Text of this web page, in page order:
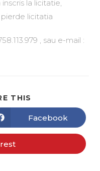
la licitatie,
pierde licitatia
, sau e-mail :
THIS
Facebook